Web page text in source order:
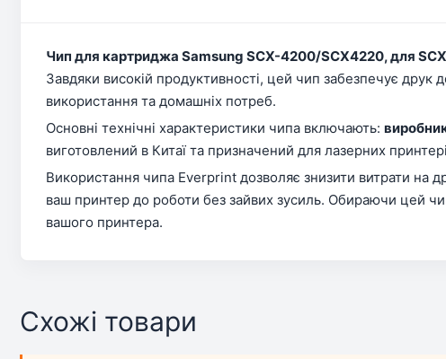
Чип для картриджа Samsung SCX-4200/SCX4220, для
Завдяки високій продуктивності, цей чип забезпечує друк
використання та домашніх потреб.
Основні технічні характеристики чипа включають:
виготовлений в Китаї та призначений для лазерних
Використання чипа Everprint дозволяє знизити витрати на
ваш принтер до роботи без зайвих зусиль. Обираючи цей
вашого принтера.
Схожі товари